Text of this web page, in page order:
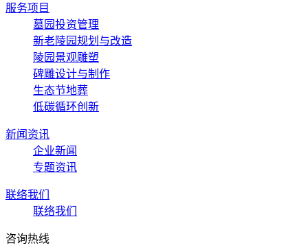
服务项目
墓园投资管理
新老陵园规划与改造
陵园景观雕塑
碑雕设计与制作
生态节地葬
低碳循环创新
新闻资讯
企业新闻
专题资讯
联络我们
联络我们
咨询热线